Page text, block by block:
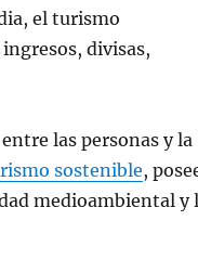
el turismo
divisas,
las personas y la
sostenible,
medioambiental y